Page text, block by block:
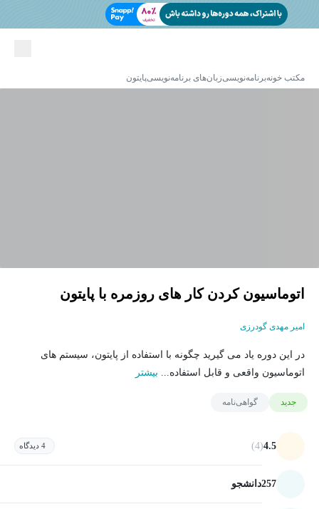
مکتب خونهبرنامه‌نویسیزبان‌های برنامه‌نویسیپایتون
اتوماسیون کردن کار های روزمره با پایتون
امیر مهدی گودرزی
در این دوره یاد می گیرید چگونه با استفاده از پایتون، سیستم های
اتوماسیون واقعی و قابل استفاده... بیشتر
جدید گواهی‌نامه
4.5
(4) 4 دیدگاه
257دانشجو